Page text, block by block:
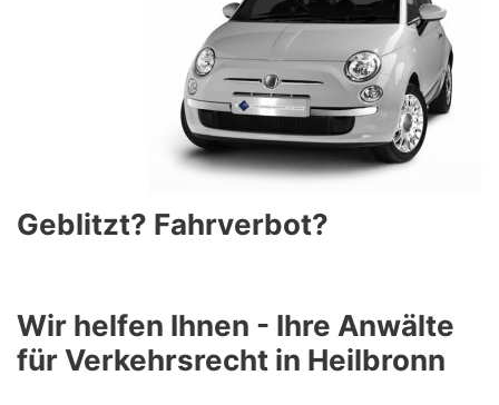
Geblitzt? Fahrverbot?
Wir helfen Ihnen - Ihre Anwälte
für Verkehrsrecht in Heilbronn